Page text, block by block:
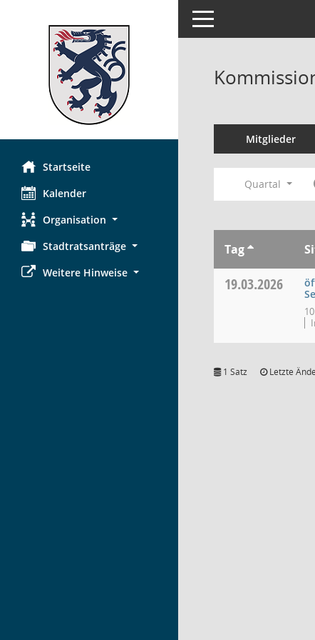
Startseite
Kalender
Organisation
Stadtratsanträge
Weitere Hinweise
Toggle navigation
Mitglieder
Quartal
Tag
19.03.2026
1 Satz Letzte